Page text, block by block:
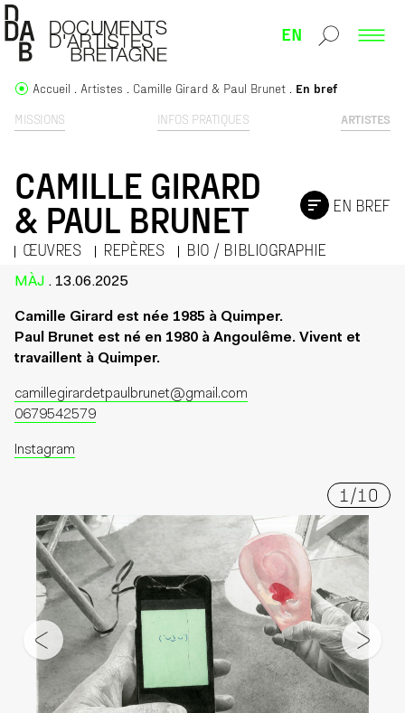
EN
MISSIONS INFOS PRATIQUES ARTISTES
Accueil Artistes Camille Girard & Paul Brunet En bref
CAMILLE GIRARD
& PAUL BRUNET
ŒUVRES REPÈRES BIO / BIBLIOGRAPHIE
EN BREF
MÀJ . 13.06.2025
Camille Girard est née 1985 à Quimper.
Paul Brunet est né en 1980 à Angoulême. Vivent et
travaillent à Quimper.
camillegirardetpaulbrunet@gmail.com
0679542579
Instagram
1 /10